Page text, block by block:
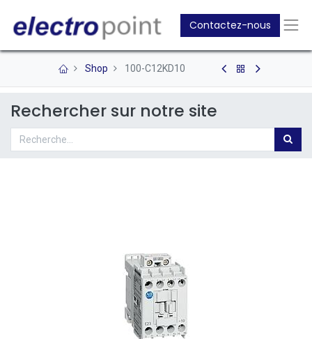
Contactez-nous
Shop 100-C12KD10
Rechercher sur notre site